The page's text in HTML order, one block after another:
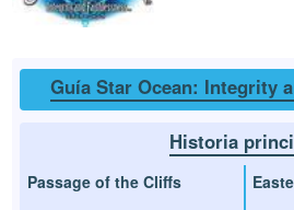
Guía Star Ocean: Integrity
Historia
Passage of the Cliffs